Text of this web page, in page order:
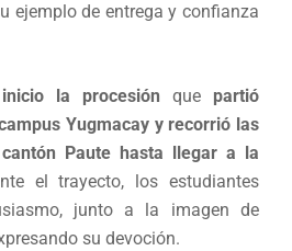
ejemplo de entrega y confianza
la procesión que partió
Yugmacay y recorrió las
Paute hasta llegar a la
el trayecto, los estudiantes
junto a la imagen de
su devoción.